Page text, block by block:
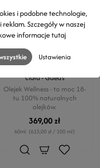
MONTOLYMPE
ciała - Gaea's
Olejek Wellness - to moc 18-
tu 100% naturalnych
olejków.
369,00 zł
60ml (615,00 zł / 100 ml)
i podobne technologie,
Szczegóły w naszej
informacjetutaj
Ustawienia